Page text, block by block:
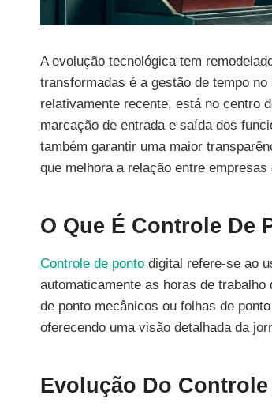
A evolução tecnológica tem
transformadas é a gestão de tempo
relativamente recente, está no centro
marcação de entrada e saída dos
também garantir uma maior
que melhora a relação entre empresas
O Que É Controle De
Controle de ponto digital refere-se ao
automaticamente as horas de
de ponto mecânicos ou folhas de
oferecendo uma visão detalhada da
Evolução Do